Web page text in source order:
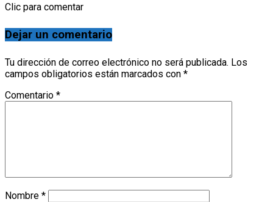
Clic para comentar
Dejar un comentario
Tu dirección de correo electrónico no será publicada. Los
campos obligatorios están marcados con *
Comentario *
Nombre *